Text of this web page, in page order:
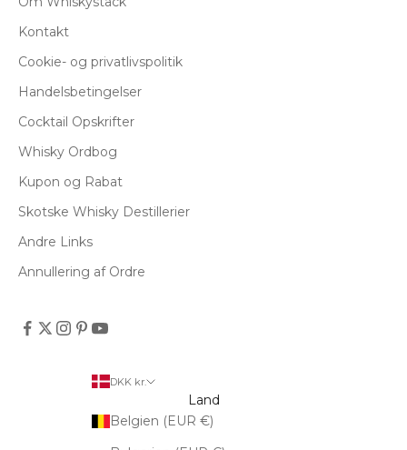
Kontakt
Cookie- og privatlivspolitik
Handelsbetingelser
Cocktail Opskrifter
Whisky Ordbog
Kupon og Rabat
Skotske Whisky Destillerier
Andre Links
Annullering af Ordre
DKK kr.
Land
Belgien (EUR €)